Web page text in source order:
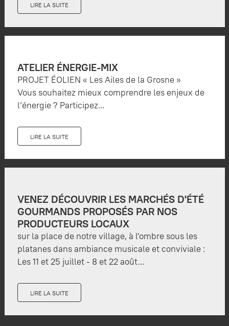
LIRE LA SUITE
ATELIER ÉNERGIE-MIX
PROJET ÉOLIEN « Les Ailes de la Grosne »
Vous souhaitez mieux comprendre les enjeux de
l’énergie ? Participez...
LIRE LA SUITE
VENEZ DÉCOUVRIR LES MARCHÉS D'ÉTÉ
GOURMANDS PROPOSÉS PAR NOS
PRODUCTEURS LOCAUX
sur la place de notre village, à l'ombre sous les
platanes dans ambiance musicale et conviviale :
Les 11 et 25 juillet - 8 et 22 août...
LIRE LA SUITE